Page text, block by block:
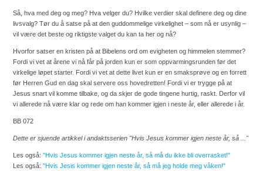
Så, hva med deg og meg? Hva velger du? Hvilke verdier skal definere deg og dine
livsvalg? Tør du å satse på at den guddommelige virkelighet – som nå er usynlig –
vil være det beste og riktigste valget du kan ta her og nå?
Hvorfor satser en kristen på at Bibelens ord om evigheten og himmelen stemmer?
Fordi vi vet at årene vi nå får på jorden kun er som oppvarmingsrunden før det
virkelige løpet starter. Fordi vi vet at dette livet kun er en smaksprøve og en forrett
før Herren Gud en dag skal servere oss hovedretten! Fordi vi er trygge på at
Jesus snart vil komme tilbake, og da skjer de gode tingene hurtig, raskt. Derfor vil
vi allerede nå være klar og rede om han kommer igjen i neste år, eller allerede i år.
BB 072
Dette er sjuende artikkel i andaktsserien "Hvis Jesus kommer igjen neste år, så ..."
Les også: "Hvis Jesus kommer igjen neste år, så må du ikke bli overrasket!"
Les også: "Hvis Jesis kommer igjen neste år, så må jeg holde meg våken!"